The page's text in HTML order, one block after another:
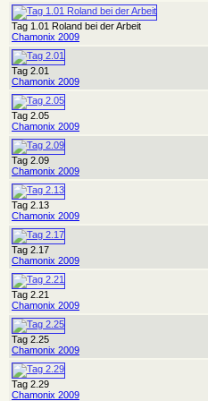
Tag 1.01 Roland bei der Arbeit
Chamonix 2009
Tag 2.01
Chamonix 2009
Tag 2.05
Chamonix 2009
Tag 2.09
Chamonix 2009
Tag 2.13
Chamonix 2009
Tag 2.17
Chamonix 2009
Tag 2.21
Chamonix 2009
Tag 2.25
Chamonix 2009
Tag 2.29
Chamonix 2009